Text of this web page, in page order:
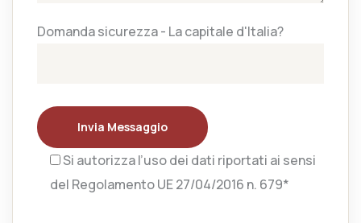
Domanda sicurezza - La capitale d'Italia?
Invia Messaggio
Si autorizza l’uso dei dati riportati ai sensi
del Regolamento UE 27/04/2016 n. 679*